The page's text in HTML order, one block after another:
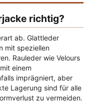
richtig?
ab. Glattleder
mit speziellen
Rauleder wie Velours
einem
imprägniert, aber
Lagerung sind für alle
zu vermeiden.